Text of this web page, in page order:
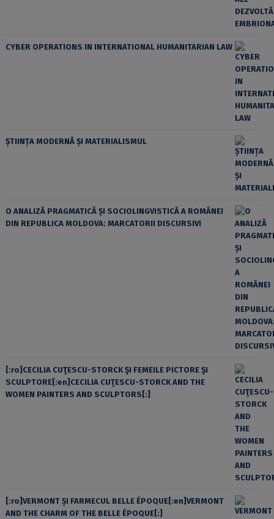
CYBER OPERATIONS IN INTERNATIONAL HUMANITARIAN LAW
ȘTIINȚA MODERNĂ ȘI MATERIALISMUL
O ANALIZĂ PRAGMATICĂ ȘI SOCIOLINGVISTICĂ A ROMÂNEI
DIN REPUBLICA MOLDOVA: MARCATORII DISCURSIVI
[:ro]CECILIA CUŢESCU-STORCK ŞI FEMEILE PICTORE ŞI
SCULPTORE[:en]CECILIA CUŢESCU-STORCK AND THE
WOMEN PAINTERS AND SCULPTORS[:]
[:ro]VERMONT ȘI FARMECUL BELLE ÉPOQUE[:en]VERMONT
AND THE CHARM OF THE BELLE ÉPOQUE[:]